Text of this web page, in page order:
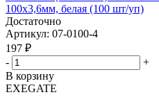
100x3,6мм, белая (100 шт/уп)
Достаточно
Артикул: 07-0100-4
197 ₽
-
+
В корзину
EXEGATE